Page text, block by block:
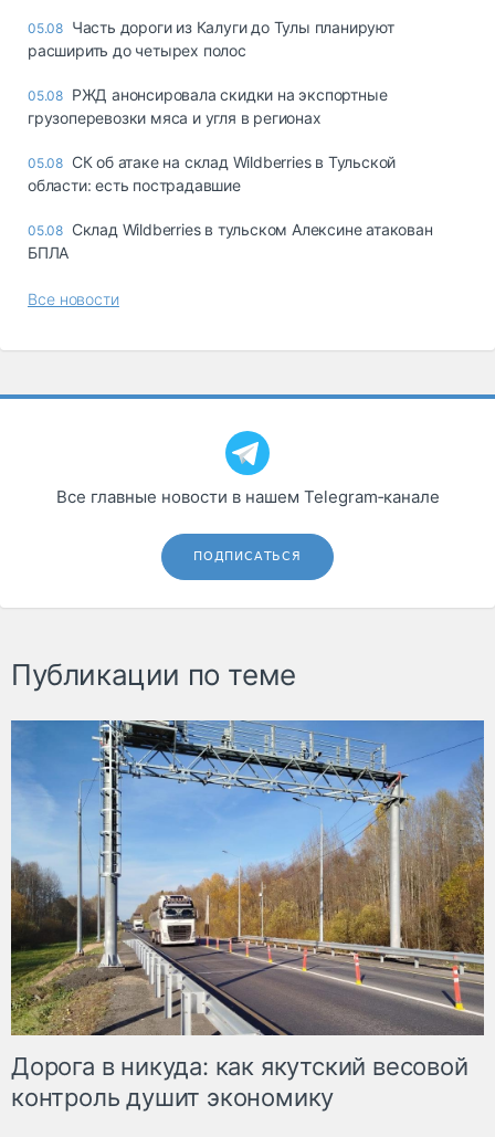
05.08 Часть дороги из Калуги до Тулы планируют
расширить до четырех полос
05.08 РЖД анонсировала скидки на экспортные
грузоперевозки мяса и угля в регионах
05.08 СК об атаке на склад Wildberries в Тульской
области: есть пострадавшие
05.08 Склад Wildberries в тульском Алексине атакован
БПЛА
Все новости
Все главные новости в нашем Telegram‑канале
ПОДПИСАТЬСЯ
Публикации по теме
Дорога в никуда: как якутский весовой
контроль душит экономику